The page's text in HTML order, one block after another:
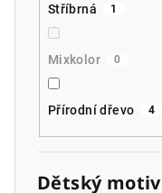
Stříbrná 1
Mixkolor 0
Přírodní dřevo 4
Dětský motiv